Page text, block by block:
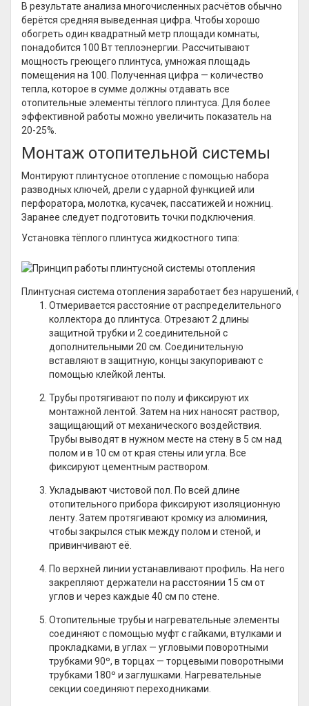
В результате анализа многочисленных расчётов обычно
берётся средняя выведенная цифра. Чтобы хорошо
обогреть один квадратный метр площади комнаты,
понадобится 100 Вт теплоэнергии. Рассчитывают
мощность греющего плинтуса, умножая площадь
помещения на 100. Полученная цифра — количество
тепла, которое в сумме должны отдавать все
отопительные элементы тёплого плинтуса. Для более
эффективной работы можно увеличить показатель на
20-25%.
Монтаж отопительной системы
Монтируют плинтусное отопление с помощью набора
разводных ключей, дрели с ударной функцией или
перфоратора, молотка, кусачек, пассатижей и ножниц.
Заранее следует подготовить точки подключения.
Установка тёплого плинтуса жидкостного типа:
Плинтусная система отопления заработает без нарушений,
Отмеривается расстояние от распределительного
коллектора до плинтуса. Отрезают 2 длины
защитной трубки и 2 соединительной с
дополнительными 20 см. Соединительную
вставляют в защитную, концы закупоривают с
помощью клейкой ленты.
Трубы протягивают по полу и фиксируют их
монтажной лентой. Затем на них наносят раствор,
защищающий от механического воздействия.
Трубы выводят в нужном месте на стену в 5 см над
полом и в 10 см от края стены или угла. Все
фиксируют цементным раствором.
Укладывают чистовой пол. По всей длине
отопительного прибора фиксируют изоляционную
ленту. Затем протягивают кромку из алюминия,
чтобы закрылся стык между полом и стеной, и
привинчивают её.
По верхней линии устанавливают профиль. На него
закрепляют держатели на расстоянии 15 см от
углов и через каждые 40 см по стене.
Отопительные трубы и нагревательные элементы
соединяют с помощью муфт с гайками, втулками и
прокладками, в углах — угловыми поворотными
трубками 90º, в торцах — торцевыми поворотными
трубками 180º и заглушками. Нагревательные
секции соединяют переходниками.